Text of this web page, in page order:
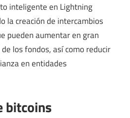
inteligente en Lightning
la creación de intercambios
pueden aumentar en gran
los fondos, así como reducir
en entidades
bitcoins